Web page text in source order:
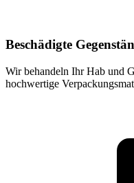
Beschädigte
Wir behandeln Ihr Hab und
hochwertige